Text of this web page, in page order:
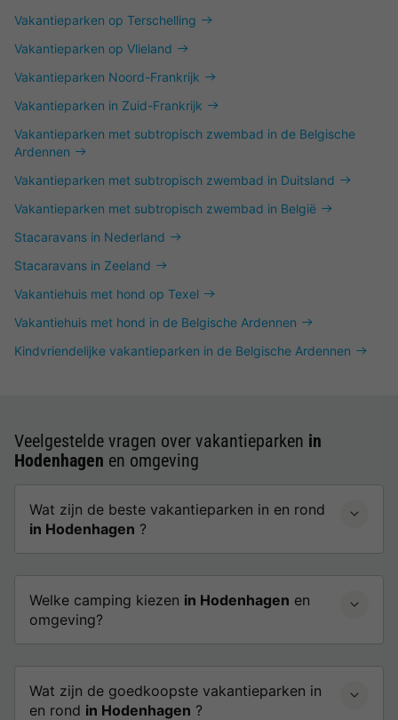
Vakantieparken op Terschelling
Vakantieparken op Vlieland
Vakantieparken Noord-Frankrijk
Vakantieparken in Zuid-Frankrijk
Vakantieparken met subtropisch zwembad in de Belgische
Ardennen
Vakantieparken met subtropisch zwembad in Duitsland
Vakantieparken met subtropisch zwembad in België
Stacaravans in Nederland
Stacaravans in Zeeland
Vakantiehuis met hond op Texel
Vakantiehuis met hond in de Belgische Ardennen
Kindvriendelijke vakantieparken in de Belgische Ardennen
Veelgestelde vragen over vakantieparken in
Hodenhagen en omgeving
Wat zijn de beste vakantieparken in en rond
in Hodenhagen ?
Welke camping kiezen in Hodenhagen en
omgeving?
Wat zijn de goedkoopste vakantieparken in
en rond in Hodenhagen ?